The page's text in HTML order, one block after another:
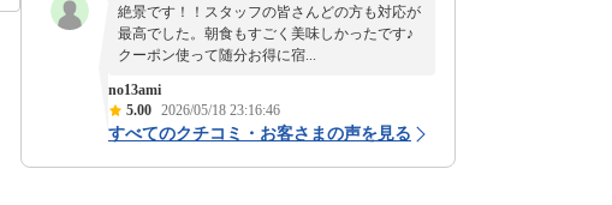
絶景です！！スタッフの皆さんどの方も対応が
最高でした。朝食もすごく美味しかったです♪
クーポン使って随分お得に宿...
no13ami
5.00 2026/05/18 23:16:46
すべてのクチコミ・お客さまの声を見る